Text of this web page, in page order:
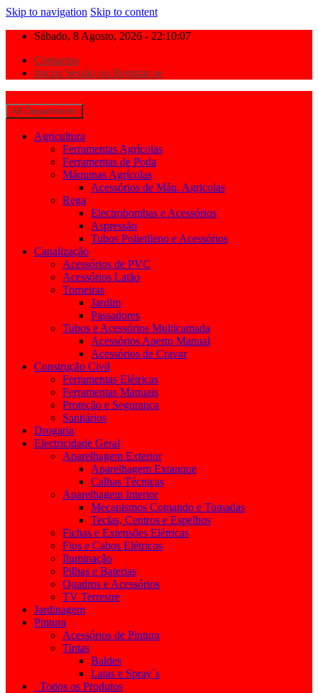
Skip to navigation Skip to content
Sábado, 8 Agosto, 2026 - 22:10:07
Contactos
Iniciar Sessão ou Registar-se
All Departments
Agricultura
Ferramentas Agrícolas
Ferramentas de Poda
Máquinas Agrícolas
Acessórios de Máq. Agricolas
Rega
Electrobombas e Acessórios
Aspressão
Tubos Polietileno e Acessórios
Canalização
Acessórios de PVC
Acessórios Latão
Torneiras
Jardim
Passadores
Tubos e Acessórios Multicamada
Acessórios Aperto Manual
Acessórios de Cravar
Construção Civil
Ferramentas Elétricas
Ferramentas Manuais
Proteção e Segurança
Sanitários
Drogaria
Electricidade Geral
Aparelhagem Exterior
Aparelhagem Extanque
Calhas Técnicas
Aparelhagem Interior
Mecanismos Comando e Tomadas
Teclas, Centros e Espelhos
Fichas e Extensões Elétricas
Fios e Cabos Elétricos
Iluminação
Pilhas e Baterias
Quadros e Acessórios
TV Terrestre
Jardinagem
Pintura
Acessórios de Pintura
Tintas
Baldes
Latas e Spray´s
Todos os Produtos